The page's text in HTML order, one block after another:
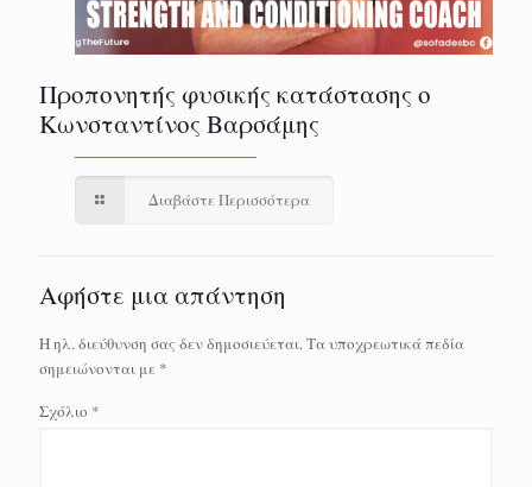
Προπονητής φυσικής κατάστασης ο
Κωνσταντίνος Βαρσάμης
Διαβάστε Περισσότερα
Αφήστε μια απάντηση
Η ηλ. διεύθυνση σας δεν δημοσιεύεται.Τα υποχρεωτικά πεδία
σημειώνονται με *
Σχόλιο *